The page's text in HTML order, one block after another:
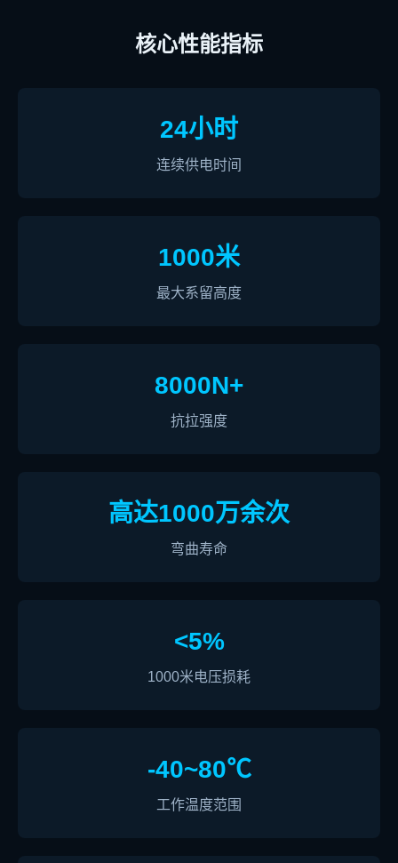
核心性能指标
24小时
连续供电时间
1000米
最大系留高度
8000N+
抗拉强度
高达1000万余次
弯曲寿命
<5%
1000米电压损耗
-40~80℃
工作温度范围